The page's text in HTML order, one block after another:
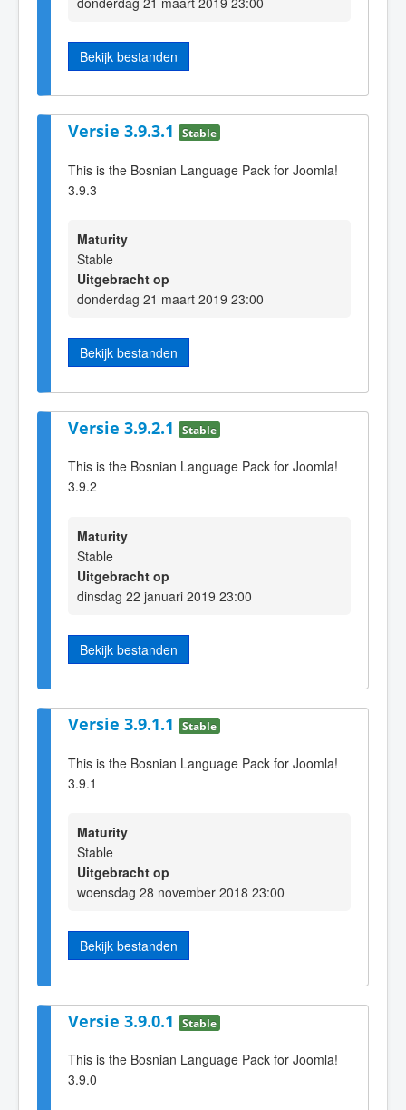
Bekijk bestanden
Versie 3.9.3.1 Stable
This is the Bosnian Language Pack for Joomla!
3.9.3
Maturity
Stable
Uitgebracht op
donderdag 21 maart 2019 23:00
Bekijk bestanden
Versie 3.9.2.1 Stable
This is the Bosnian Language Pack for Joomla!
3.9.2
Maturity
Stable
Uitgebracht op
dinsdag 22 januari 2019 23:00
Bekijk bestanden
Versie 3.9.1.1 Stable
This is the Bosnian Language Pack for Joomla!
3.9.1
Maturity
Stable
Uitgebracht op
woensdag 28 november 2018 23:00
Bekijk bestanden
Versie 3.9.0.1 Stable
This is the Bosnian Language Pack for Joomla!
3.9.0